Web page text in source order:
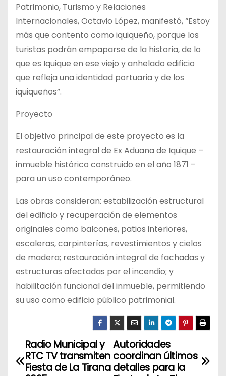
Patrimonio, Turismo y Relaciones
Internacionales, Octavio López, manifestó, “Estoy
más que contento como iquiqueño, porque los
turistas podrán empaparse de la historia, de lo
que es Iquique en ese viejo y anhelado edificio
que refleja una identidad portuaria y de los
iquiqueños”.
Proyecto
El objetivo principal de este proyecto es la
restauración integral de Ex Aduana de Iquique –
inmueble histórico construido en el año 1871 –
para un uso contemporáneo.
Las obras consideran: estabilización estructural
del edificio y recuperación de elementos
originales como balcones, patios interiores,
escaleras, carpinterías, revestimientos y cielos
de madera; restauración integral de fachadas y
estructuras afectadas por el incendio; y
habilitación funcional del inmueble, permitiendo
su uso como edificio público patrimonial.
N
a
Autoridades
coordinan últimos
detalles para la
Radio Municipal y
RTC TV transmiten
Fiesta de La Tirana